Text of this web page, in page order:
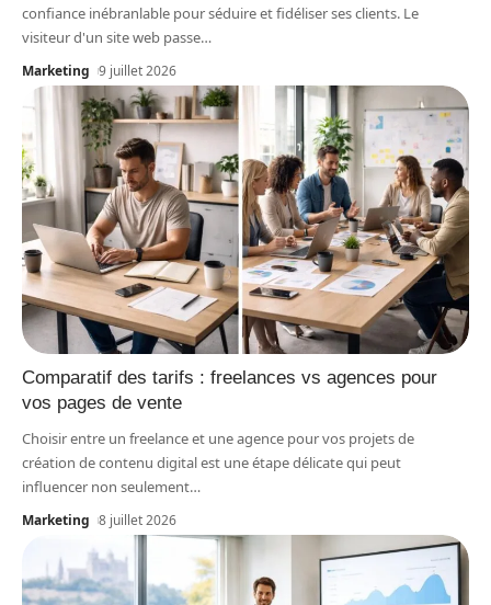
confiance inébranlable pour séduire et fidéliser ses clients. Le
visiteur d'un site web passe…
Marketing 9 juillet 2026
Comparatif des tarifs : freelances vs agences pour
vos pages de vente
Choisir entre un freelance et une agence pour vos projets de
création de contenu digital est une étape délicate qui peut
influencer non seulement…
Marketing 8 juillet 2026